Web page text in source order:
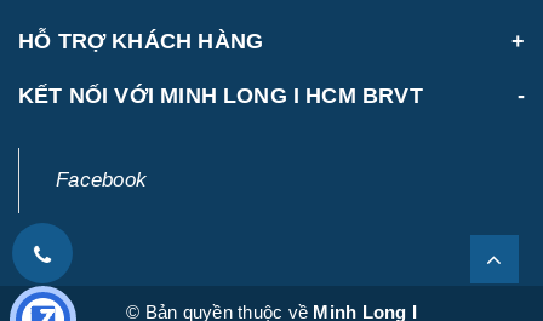
HỖ TRỢ KHÁCH HÀNG
KẾT NỐI VỚI MINH LONG I HCM BRVT
Facebook
© Bản quyền thuộc về Minh Long I